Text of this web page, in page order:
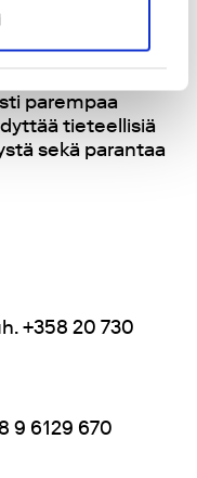
liittyviä
parempaa
tieteellisiä
sekä parantaa
+358 20 730
9 6129 670